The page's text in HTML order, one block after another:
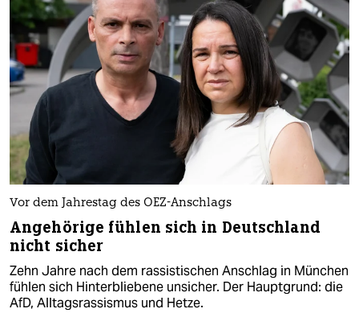
Vor dem Jahrestag des OEZ-Anschlags
Angehörige fühlen sich in Deutschland
nicht sicher
Zehn Jahre nach dem rassistischen Anschlag in München
fühlen sich Hinterbliebene unsicher. Der Hauptgrund: die
AfD, Alltagsrassismus und Hetze.